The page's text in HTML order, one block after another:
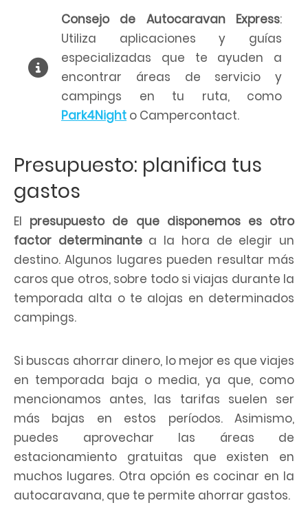
Consejo de Autocaravan Express:
Utiliza aplicaciones y guías
especializadas que te ayuden a
encontrar áreas de servicio y
campings en tu ruta, como
Park4Night o Campercontact.
Presupuesto: planifica tus
gastos
El presupuesto de que disponemos es otro
factor determinantea la hora de elegir un
destino. Algunos lugares pueden resultar más
caros que otros, sobre todo si viajas durante la
temporada alta o te alojas en determinados
campings.
Si buscas ahorrar dinero, lo mejor es que viajes
en temporada baja o media, ya que, como
mencionamos antes, las tarifas suelen ser
más bajas en estos períodos. Asimismo,
puedes aprovechar las áreas de
estacionamiento gratuitas que existen en
muchos lugares. Otra opción es cocinar en la
autocaravana, que te permite ahorrar gastos.